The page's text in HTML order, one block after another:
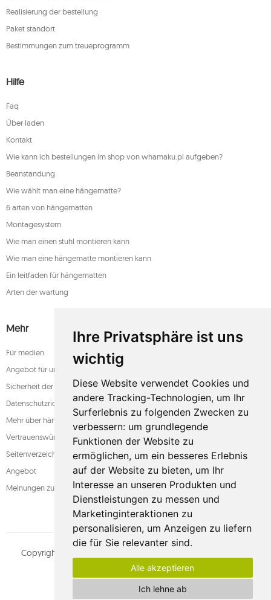
Ihre Privatsphäre ist uns
wichtig
Diese Website verwendet Cookies und
andere Tracking-Technologien, um Ihr
Surferlebnis zu folgenden Zwecken zu
verbessern: um grundlegende
Funktionen der Website zu
ermöglichen, um ein besseres Erlebnis
auf der Website zu bieten, um Ihr
Interesse an unseren Produkten und
Dienstleistungen zu messen und
Marketinginteraktionen zu
personalisieren, um Anzeigen zu liefern
die für Sie relevanter sind.
Alle akzeptieren
Ich lehne ab
Realisierung der bestellung
Paket standort
Bestimmungen zum treueprogramm
Hilfe
Faq
Über laden
Kontakt
Wie kann ich bestellungen im shop von whamaku.pl aufgeben?
Beanstandung
Wie wählt man eine hängematte?
6 arten von hängematten
Montagesystem
Wie man einen stuhl montieren kann
Wie man eine hängematte montieren kann
Ein leitfaden für hängematten
Arten der wartung
Mehr
Für medien
Angebot für unternehmen
Sicherheit der zahlung
Datenschutzrichtlinie
Mehr über hängematten
Vertrauenswürdiger laden
Seitenverzeichnis
Angebot
Meinungen zum shop
Copyright © whamaku.pl. Alle Rechte vorbehalten.
interactive
Sehen Sie unser Profil an: